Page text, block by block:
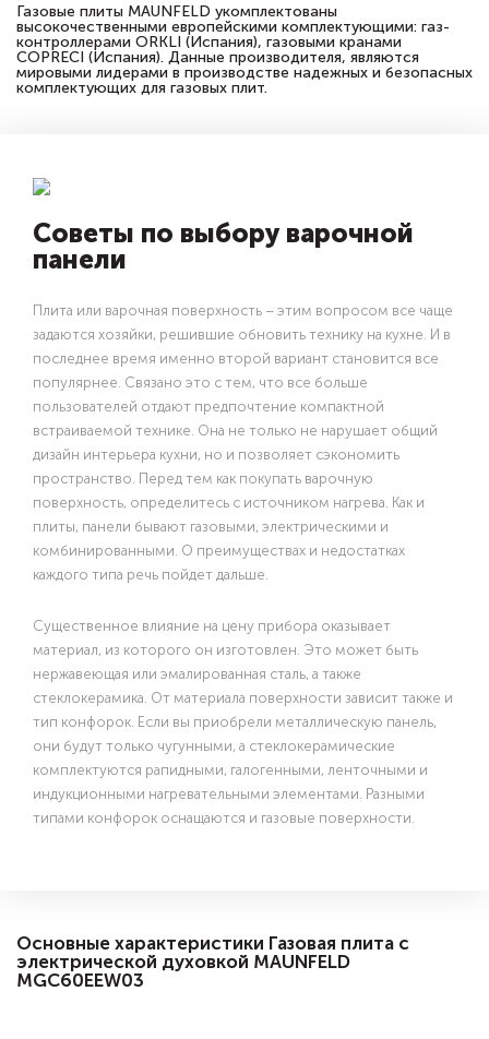
Газовые плиты MAUNFELD укомплектованы
высокочественными европейскими комплектующими: газ-
контроллерами ORKLI (Испания), газовыми кранами
COPRECI (Испания). Данные производителя, являются
мировыми лидерами в производстве надежных и безопасных
комплектующих для газовых плит.
Советы по выбору варочной
панели
Плита или варочная поверхность – этим вопросом все чаще
задаются хозяйки, решившие обновить технику на кухне. И в
последнее время именно второй вариант становится все
популярнее. Связано это с тем, что все больше
пользователей отдают предпочтение компактной
встраиваемой технике. Она не только не нарушает общий
дизайн интерьера кухни, но и позволяет сэкономить
пространство. Перед тем как покупать варочную
поверхность, определитесь с источником нагрева. Как и
плиты, панели бывают газовыми, электрическими и
комбинированными. О преимуществах и недостатках
каждого типа речь пойдет дальше.
Существенное влияние на цену прибора оказывает
материал, из которого он изготовлен. Это может быть
нержавеющая или эмалированная сталь, а также
стеклокерамика. От материала поверхности зависит также и
тип конфорок. Если вы приобрели металлическую панель,
они будут только чугунными, а стеклокерамические
комплектуются рапидными, галогенными, ленточными и
индукционными нагревательными элементами. Разными
типами конфорок оснащаются и газовые поверхности.
Основные характеристики Газовая плита с
электрической духовкой MAUNFELD
MGC60EEW03